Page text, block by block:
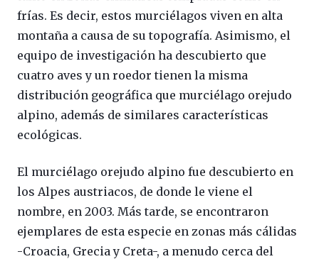
frías. Es decir, estos murciélagos viven en alta
montaña a causa de su topografía. Asimismo, el
equipo de investigación ha descubierto que
cuatro aves y un roedor tienen la misma
distribución geográfica que murciélago orejudo
alpino, además de similares características
ecológicas.
El murciélago orejudo alpino fue descubierto en
los Alpes austriacos, de donde le viene el
nombre, en 2003. Más tarde, se encontraron
ejemplares de esta especie en zonas más cálidas
-Croacia, Grecia y Creta-, a menudo cerca del